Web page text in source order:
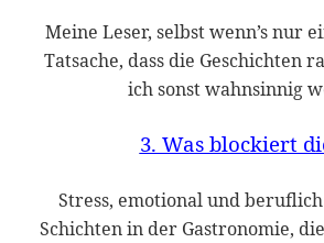
Meine Leser, selbst wenn’s nur
Tatsache, dass die Geschichten
ich sonst wahnsinnig
3. Was blockiert
Stress, emotional und
Schichten in der Gastronomie,